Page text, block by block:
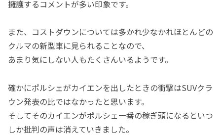
擁護するコメントが多い印象です。
また、コストダウンについては多かれ少なかれほとんどの
クルマの新型車に見られることなので、
あまり気にしない人もたくさんいるようです。
確かにポルシェがカイエンを出したときの衝撃はSUVクラ
ウン発表の比ではなかったと思います。
そしてそのカイエンがポルシェ一番の稼ぎ頭になるといつ
しか批判の声は消えていきました。